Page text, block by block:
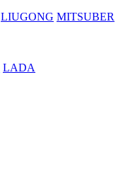
LIUGONG MITSUBER
LADA